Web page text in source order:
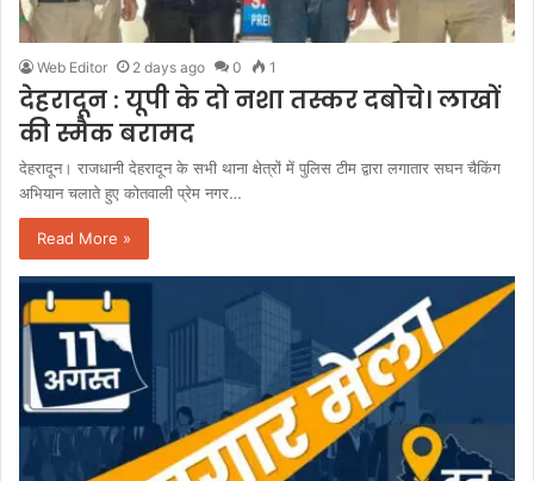
Web Editor 2 days ago 0 1
देहरादून : यूपी के दो नशा तस्कर दबोचे। लाखों
की स्मैक बरामद
देहरादून। राजधानी देहरादून के सभी थाना क्षेत्रों में पुलिस टीम द्वारा लगातार सघन चैकिंग
अभियान चलाते हुए कोतवाली प्रेम नगर…
Read More »